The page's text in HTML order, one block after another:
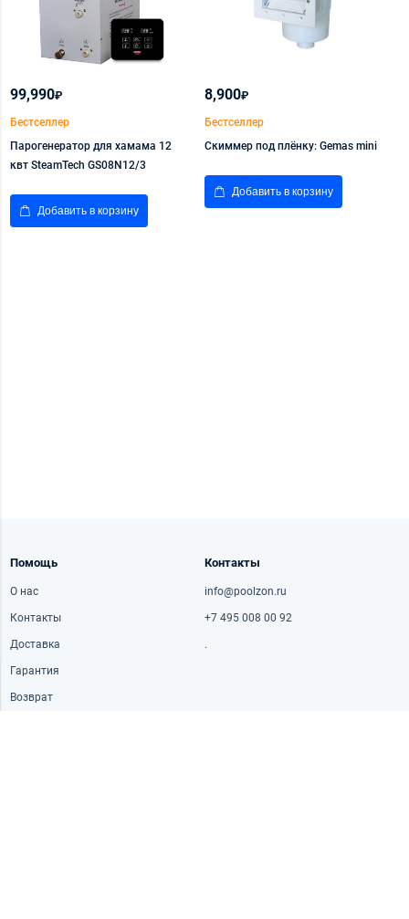
99,990₽
Бестселлер
Парогенератор для хамама 12
квт SteamTech GS08N12/3
Добавить в корзину
8,900₽
Бестселлер
Скиммер под плёнку: Gemas mini
Добавить в корзину
Помощь
О нас
Контакты
Доставка
Гарантия
Возврат
Контакты
info@poolzon.ru
+7 495 008 00 92
.